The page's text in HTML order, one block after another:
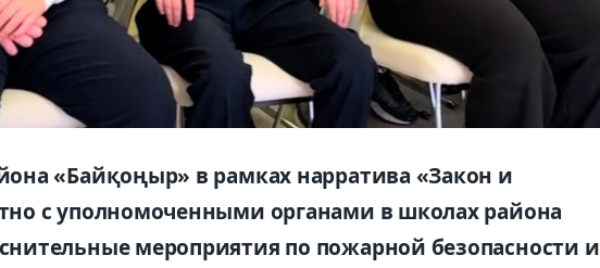
«Байқоңыр» в рамках нарратива «Закон и
с уполномоченными органами в школах района
мероприятия по пожарной безопасности и